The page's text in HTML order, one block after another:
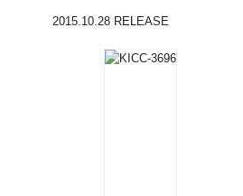
2015.10.28 RELEASE